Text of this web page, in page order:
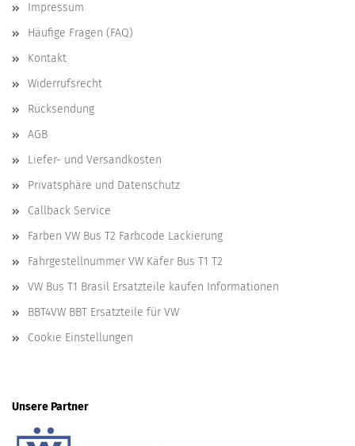
Impressum
Häufige Fragen (FAQ)
Kontakt
Widerrufsrecht
Rücksendung
AGB
Liefer- und Versandkosten
Privatsphäre und Datenschutz
Callback Service
Farben VW Bus T2 Farbcode Lackierung
Fahrgestellnummer VW Käfer Bus T1 T2
VW Bus T1 Brasil Ersatzteile kaufen Informationen
BBT4VW BBT Ersatzteile für VW
Cookie Einstellungen
Unsere Partner